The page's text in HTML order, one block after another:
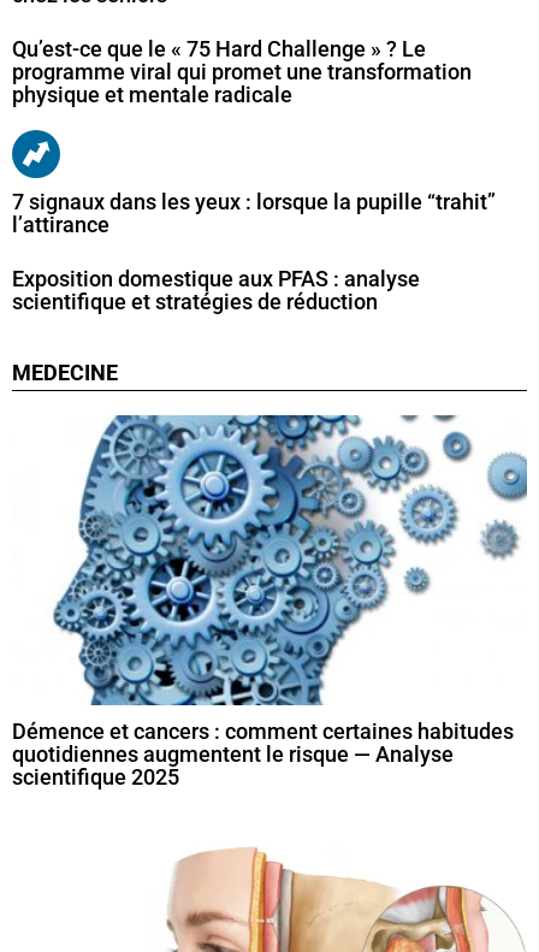
Qu’est-ce que le « 75 Hard Challenge » ? Le
programme viral qui promet une transformation
physique et mentale radicale
7 signaux dans les yeux : lorsque la pupille “trahit”
l’attirance
Exposition domestique aux PFAS : analyse
scientifique et stratégies de réduction
MEDECINE
Démence et cancers : comment certaines habitudes
quotidiennes augmentent le risque — Analyse
scientifique 2025